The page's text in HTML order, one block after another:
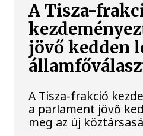
A Tisza-
jövő kedden
A Tisza-frakció
a parlament jövő
meg az új